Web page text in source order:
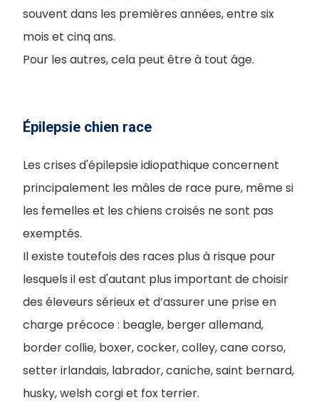
souvent dans les premières années, entre six
mois et cinq ans.
Pour les autres, cela peut être à tout âge.
Épilepsie chien race
Les crises d'épilepsie idiopathique concernent
principalement les mâles de race pure, même si
les femelles et les chiens croisés ne sont pas
exemptés.
Il existe toutefois des races plus à risque pour
lesquels il est d'autant plus important de choisir
des éleveurs sérieux et d’assurer une prise en
charge précoce : beagle, berger allemand,
border collie, boxer, cocker, colley, cane corso,
setter irlandais, labrador, caniche, saint bernard,
husky, welsh corgi et fox terrier.